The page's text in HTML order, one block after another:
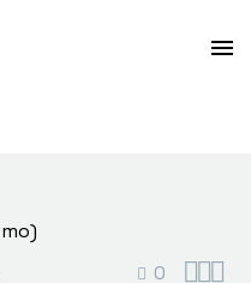
0 